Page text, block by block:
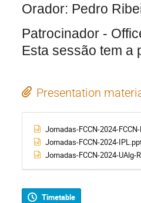
Orador: Pedro
Patrocinador -
Esta sessão tem a
Presentation
Jornadas-FCCN-2024-
Jornadas-FCCN-2024-
Jornadas-FCCN-2024-UAlg-
Timetable